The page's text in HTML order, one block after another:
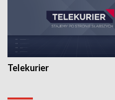
Telekurier